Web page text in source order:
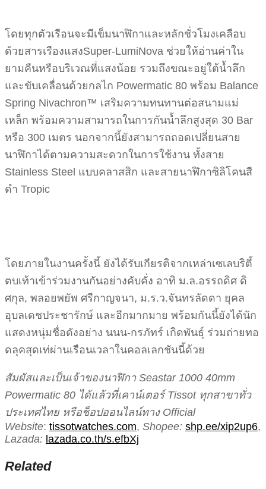
โดยทุกตัวเรือนจะมีเข็มนาฬิกาและหลักชั่วโมงเคลือบ
ด้วยสารเรืองแสงSuper-LumiNova ช่วยให้อ่านค่าใน
ยามคืนหรือบริเวณที่แสงน้อย รวมถึงขณะอยู่ใต้น้ำลึก
และขับเคลื่อนด้วยกลไก Powermatic 80 พร้อม Balance
Spring Nivachron™ เสริมความทนทานต่อสนามแม่
เหล็ก พร้อมความสามารถในการกันน้ำลึกสูงสุด 30 Bar
หรือ 300 เมตร นอกจากนี้ยังสามารถถอดเปลี่ยนสาย
นาฬิกาได้ตามความสะดวกในการใช้งาน ทั้งสาย
Stainless Steel แบบคลาสสิก และสายนาฬิกาซิลิโคนสี
ดำ Tropic
โดยภายในงานครั้งนี้ ยังได้รับเกียรติจากเหล่าเซเลบริตี้
ตบเท้าเข้าร่วมงานกันอย่างคับคั่ง อาทิ ม.ล.อรรถดิศ ดิ
ศกุล, พลอยพยัพ ศรีกาญจนา, ม.ร.ว.จันทรลัดดา ยุคล
อุบลเดชประชารักษ์ และอีกมากมาย พร้อมกันนี้ยังได้นัก
แสดงหนุ่มชื่อดังอย่าง นนน-กรภัทร์ เกิดพันธุ์ ร่วมถ่ายทอ
ดลุคสุดเท่ผ่านเรือนเวลาในคอลเลกชันนี้ด้วย
สัมผัสและเป็นเจ้าของนาฬิกา Seastar 1000 40mm
Powermatic 80 ได้แล้วที่เคาน์เตอร์ Tissot ทุกสาขาทั่ว
ประเทศไทย หรือช็อปออนไลน์ทาง Official
Website: tissotwatches.com, Shopee: shp.ee/xip2up6,
Lazada: lazada.co.th/s.efbXj
Related